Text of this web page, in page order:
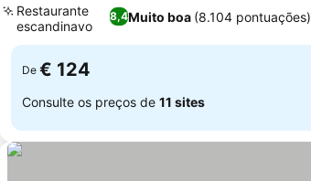
8,4Muito boa (8.104 pontuações)
Restaurante
escandinavo
De € 124
Consulte os preços de 11 sites